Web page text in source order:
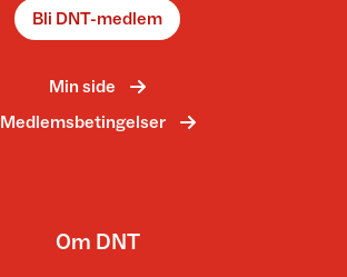
Bli DNT-medlem
Min side
Medlemsbetingelser
Om DNT